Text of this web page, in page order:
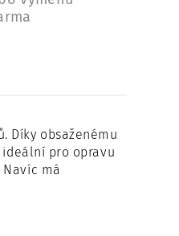
Díky obsaženému
pro opravu
má